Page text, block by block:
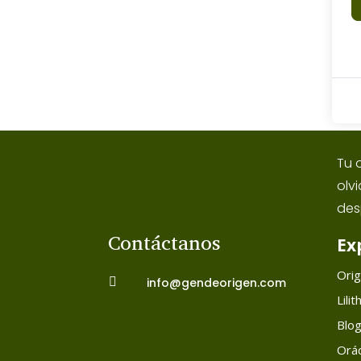
Tu
Contáctanos
 info@gendeorigen.com
Lilith
Blog